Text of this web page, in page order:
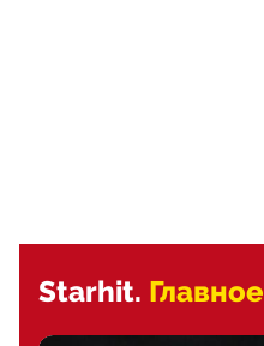
Starhit. Главное